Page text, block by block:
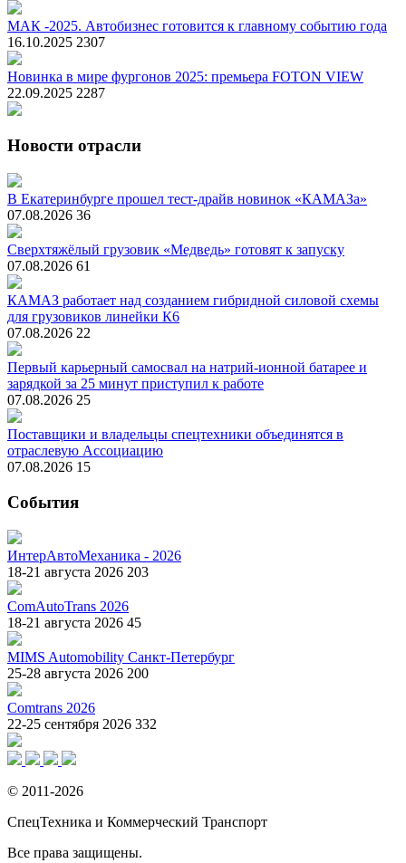
МАК -2025. Автобизнес готовится к главному событию года
16.10.2025 2307
Новинка в мире фургонов 2025: премьера FOTON VIEW
22.09.2025 2287
Новости отрасли
В Екатеринбурге прошел тест-драйв новинок «КАМАЗа»
07.08.2026 36
Сверхтяжёлый грузовик «Медведь» готовят к запуску
07.08.2026 61
КАМАЗ работает над созданием гибридной силовой схемы
для грузовиков линейки К6
07.08.2026 22
Первый карьерный самосвал на натрий-ионной батарее и
зарядкой за 25 минут приступил к работе
07.08.2026 25
Поставщики и владельцы спецтехники объединятся в
отраслевую Ассоциацию
07.08.2026 15
События
ИнтерАвтоМеханика - 2026
18-21 августа 2026 203
ComAutoTrans 2026
18-21 августа 2026 45
MIMS Automobility Санкт-Петербург
25-28 августа 2026 200
Comtrans 2026
22-25 сентября 2026 332
© 2011-2026
СпецТехника и Коммерческий Транспорт
Все права защищены.